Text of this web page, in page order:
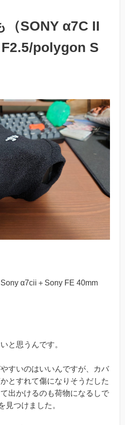
（SONY α7C II
polygon S
Sony α7cii＋Sony FE 40mm
と思うんです。
すいのはいいんですが、カバ
とすれて傷になりそうだした
出かけるのも荷物になるしで
見つけました。